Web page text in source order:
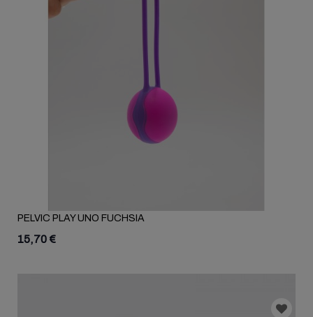
PELVIC PLAY UNO FUCHSIA
15,70 €